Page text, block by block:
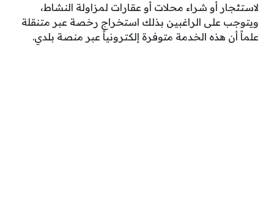
لاستئجار أو شراء محلات أو عقارات لمزاولة النشاط،
ويتوجب على الراغبين بذلك استخراج رخصة عبر متنقلة
علماً أن هذه الخدمة متوفرة إلكترونياً عبر منصة بلدي.